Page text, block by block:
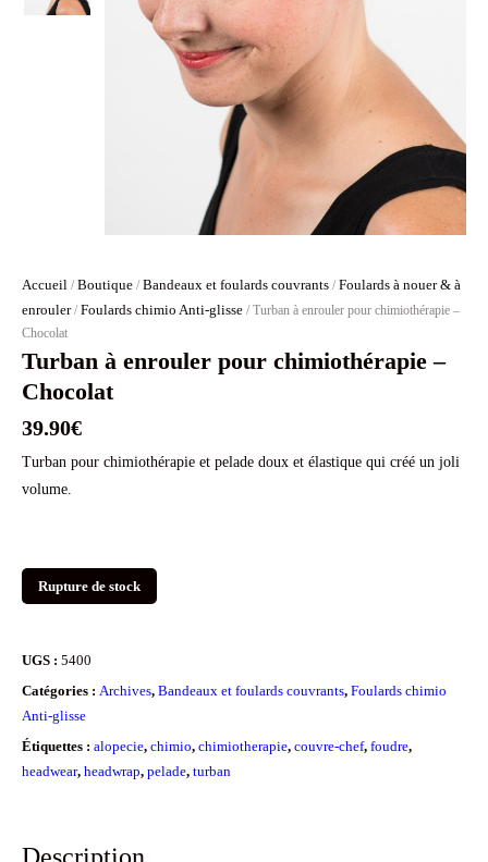
Accueil / Boutique / Bandeaux et foulards couvrants / Foulards à nouer & à
enrouler/ Foulards chimio Anti-glisse / Turban à enrouler pour chimiothérapie –
Chocolat
Turban à enrouler pour chimiothérapie –
Chocolat
39.90€
Turban pour chimiothérapie et pelade doux et élastique qui créé un joli
volume.
Rupture de stock
UGS : 5400
Catégories : Archives, Bandeaux et foulards couvrants, Foulards chimio
Anti-glisse
Étiquettes : alopecie, chimio, chimiotherapie, couvre-chef, foudre,
headwear, headwrap, pelade, turban
Description